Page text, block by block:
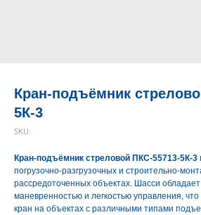
Кран-подъёмник
5К-3
SKU:
Кран-подъёмник стреловой ПКС-55713-5К-3
погрузочно-разгрузочных и строительно-
рассредоточенных объектах. Шасси
маневренностью и легкостью управления,
кран на объектах с различными типами